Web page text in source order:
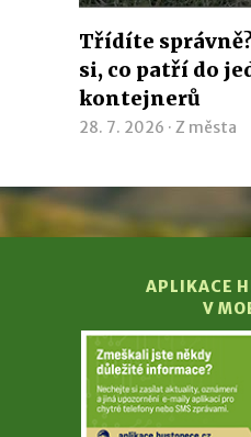
Třídíte
si, co patří do
kontejnerů
28. 7. 2026 · Z města
APLIKACE
V